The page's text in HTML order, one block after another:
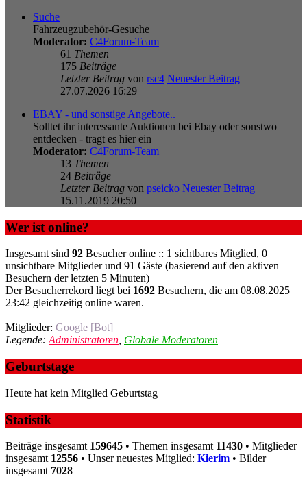
Suche
Fahrzeugzubehör-Gesuche
Moderator: C4Forum-Team
61 Themen
175 Beiträge
Letzter Beitrag von rsc4 Neuester Beitrag
27.07.2026 16:29
EBAY - und sonstige Angebote..
Solltet ihr interessante Auktionen bei Ebay oder sonstwo
entdecken - tragt es hier ein
Moderator: C4Forum-Team
13 Themen
24 Beiträge
Letzter Beitrag von pseicko Neuester Beitrag
15.11.2019 20:50
Wer ist online?
Insgesamt sind 92 Besucher online :: 1 sichtbares Mitglied, 0
unsichtbare Mitglieder und 91 Gäste (basierend auf den aktiven
Besuchern der letzten 5 Minuten)
Der Besucherrekord liegt bei 1692 Besuchern, die am 08.08.2025
23:42 gleichzeitig online waren.
Mitglieder: Google [Bot]
Legende:Administratoren, Globale Moderatoren
Geburtstage
Heute hat kein Mitglied Geburtstag
Statistik
Beiträge insgesamt 159645 • Themen insgesamt 11430 • Mitglieder
insgesamt 12556 • Unser neuestes Mitglied: Kierim • Bilder
insgesamt 7028